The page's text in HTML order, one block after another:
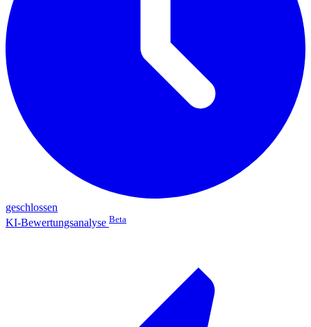
geschlossen
KI-Bewertungsanalyse Beta